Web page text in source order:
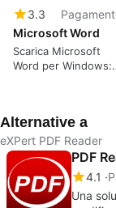
3.3
Microsoft Word
Scarica Microsoft
Word per Windows:
Alternative a
eXPert PDF Reader
PDF
4.1
Una